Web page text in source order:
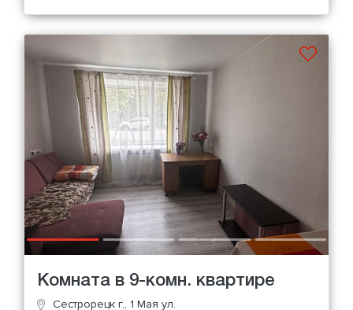
Комната в 9-комн. квартире
Сестрорецк г., 1 Мая ул.